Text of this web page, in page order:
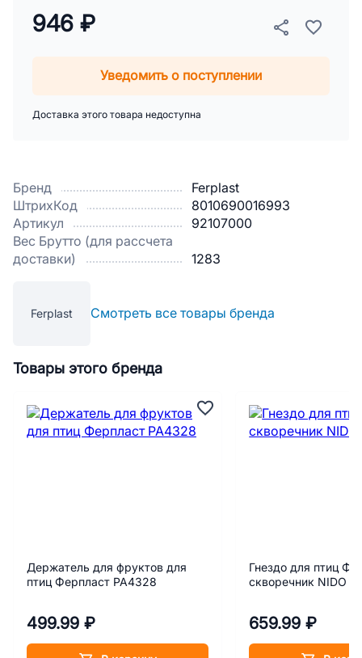
Бренд
Ferplast
ШтрихКод
8010690016993
Артикул
92107000
Вес Брутто (для рассчета
доставки)
1283
Ferplast Смотреть все товары бренда
946 ₽
Уведомить о поступлении
Доставка этого товара недоступна
Товары этого бренда
Держатель для фруктов для
птиц Ферпласт РА4328
499.99 ₽
Гнездо для птиц
скворечник NIDO
659.99 ₽